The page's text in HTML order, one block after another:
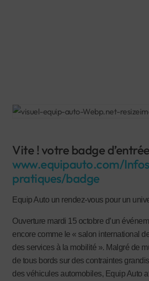
Vite ! votre badge d’entrée
www.equipauto.com/
pratiques/badge
Equip Auto un rendez-vous pour un
Ouverture mardi 15 octobre d’un
encore comme le « salon international
des services à la mobilité ». Malgré de
de tous bords sur des contraintes
des véhicules automobiles, Equip Auto